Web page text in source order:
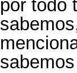
por todo